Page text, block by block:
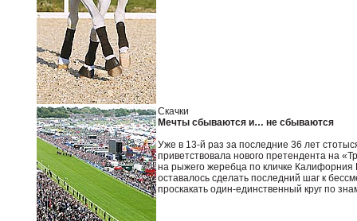
Скачки
Мечты сбываются и… не сбываются
Уже в 13-й раз за последние 36 лет
приветствовала нового претендента на
на рыжего жеребца по кличке Калифорния
оставалось сделать последний шаг к
проскакать один-единственный круг по